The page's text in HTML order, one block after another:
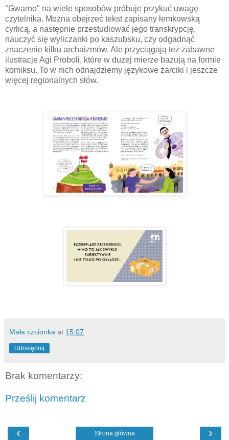
"Gwarno" na wiele sposobów próbuje przykuć uwagę
czytelnika. Można obejrzeć tekst zapisany łemkowską
cyrlicą, a następnie przestudiować jego transkrypcję,
nauczyć się wyliczanki po kaszubsku, czy odgadnąć
znaczenie kilku archaizmów. Ale przyciągają też zabawne
ilustracje Agi Proboli, które w dużej mierze bazują na formie
komiksu. To w nich odnajdziemy językowe żarciki i jeszcze
więcej regionalnych słów.
Mała czcionka at 15:07
Udostępnij
Brak komentarzy:
Prześlij komentarz
‹ ›
Strona główna